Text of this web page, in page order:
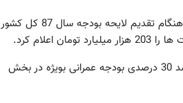
آقای محمود احمدی نژاد در ادامه سخنان خود در مجلس شورای اسلامی و به هنگام تقدیم لایحه بودجه سال 87 کل کشور
واحد مرکزی خبر: رئیس جمهوری افزود: علت اصلی رشد بودجه سال آینده رشد 30 درصدی بودجه عمرانی بویژه در بخش